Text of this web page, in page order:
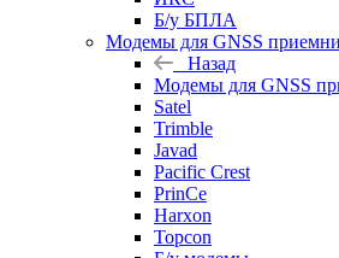
Б/у БПЛА
Модемы для GNSS
Назад
Модемы для GNSS
Satel
Trimble
Javad
Pacific Crest
PrinCe
Harxon
Topcon